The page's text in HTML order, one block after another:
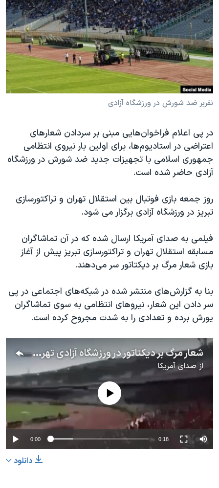
فرهنگ و زندگی
حقوق شهروندی
اقتصادی
علم و فناوری
اسرائیل در جنگ
مستندها
انتخابات ریاست جمهوری آمریکا ۲۰۲۴
حمله جمهوری اسلامی به اسرائیل
رمز مهسا
ورزش زنان در ایران
اعتراضات زن، زندگی، آزادی
تریبونال مردمی آبان ۹۸
دادگاه حمید نوری
چهل سال گروگان‌گیری
اعتراضات مردمی آبان ۹۸
نرگس محمدی برنده جایزه نوبل صلح
همایش محافظه‌کاران آمریکا «سی‌پک»
سفر پرزیدنت ترامپ به چین
دنبال کنید
زبانهای مختلف
نفربر ضد شورش در ورزشگاه آزادی
در پی اعلام فراخوان‌هایی مبنی بر سردادن شعارهای
اعتراضی در استادیوم‌ها، برای اولین بار نیروی انتظامی
جمهوری اسلامی با تجهیزات جدید ضد شورش در ورزشگاه
آزادی حاضر شده است.
روز جمعه بازی فوتبال بین استقلال تهران و تراکتورسازی
تبریز در ورزشگاه آزادی برگزار می شود.
فیلمی به صدای آمریکا ارسال شده که در آن تماشاگران
مسابقه استقلال تهران و تراکتورسازی تبریز پیش از آغاز
بازی شعار مرگ بر دیکتاتور سر می‌دهند.
بنا به گزارش‌های منتشر شده در شبکه‌های اجتماعی در پی
سر دادن این شعار، نیروهای انتظامی به سوی تماشاگران
یورش برده و تعدادی را به شدت مجروح کرده است.
شعار مرگ بر دیکتاتور در ورزشگاه آزادی تهران | فیلم ارسالی شما
از صدای آمریکا
No media source currently available
0:00 0:18
دانلود